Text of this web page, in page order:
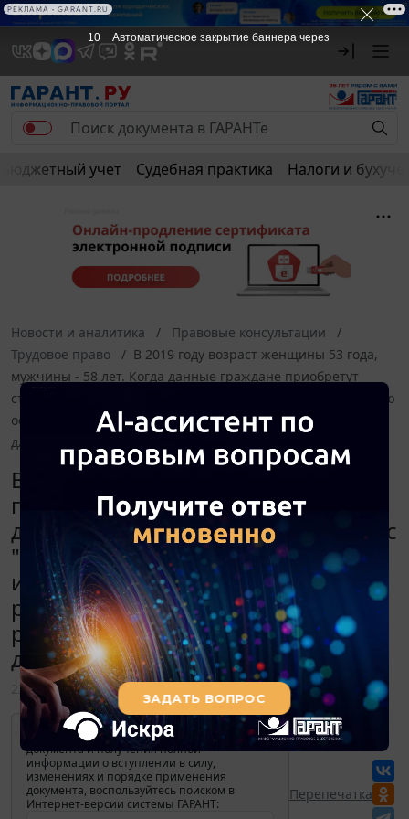
Бюджетный учет Судебная практика Налоги и
Новости и аналитика
Правовые консультации
Трудовое право
В 2019 году возраст женщины 53 года,
мужчины - 58 лет. Когда данные граждане приобретут
статус "предпенсионер" (данный статус интересует с целью
освобождения работников-"предпенсионеров" от работы
для прохождения диспансеризации)?
В 2019 году возраст женщины 53
года, мужчины - 58 лет. Когда
данные граждане приобретут статус
"предпенсионер" (данный статус
интересует с целью освобождения
работников-"предпенсионеров" от
работы для прохождения
диспансеризации)?
23 января 2019
Для просмотра актуального текста
документа и получения полной
информации о вступлении в силу,
изменениях и порядке применения
документа, воспользуйтесь поиском в
Интернет-версии системы ГАРАНТ:
Перепечатка
10 Автоматическое закрытие баннера через
РЕКЛАМА • GARANT.RU